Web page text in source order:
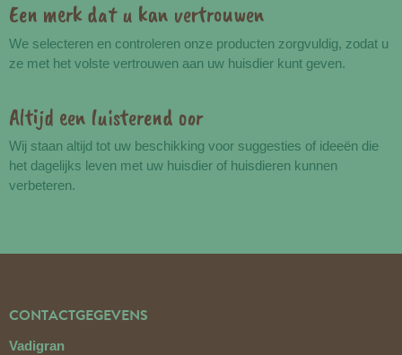
Een merk dat u kan vertrouwen
We selecteren en controleren onze producten zorgvuldig, zodat u
ze met het volste vertrouwen aan uw huisdier kunt geven.
Altijd een luisterend oor
Wij staan altijd tot uw beschikking voor suggesties of ideeën die
het dagelijks leven met uw huisdier of huisdieren kunnen
verbeteren.
CONTACTGEGEVENS
Vadigran